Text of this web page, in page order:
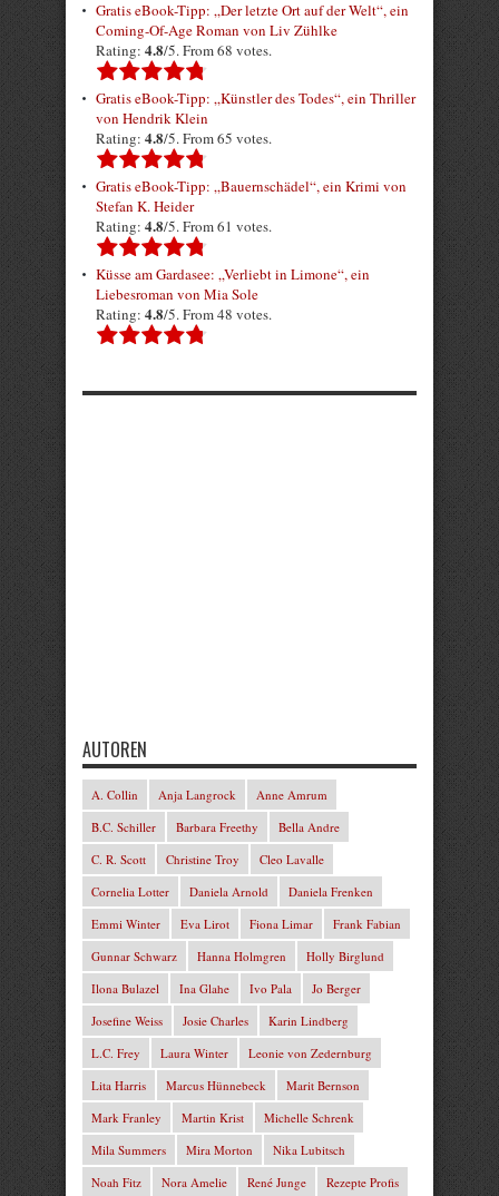
Gratis eBook-Tipp: „Der letzte Ort auf der Welt“, ein
Coming-Of-Age Roman von Liv Zühlke
Rating: 4.8/5. From 68 votes.
Gratis eBook-Tipp: „Künstler des Todes“, ein Thriller
von Hendrik Klein
Rating: 4.8/5. From 65 votes.
Gratis eBook-Tipp: „Bauernschädel“, ein Krimi von
Stefan K. Heider
Rating: 4.8/5. From 61 votes.
Küsse am Gardasee: „Verliebt in Limone“, ein
Liebesroman von Mia Sole
Rating: 4.8/5. From 48 votes.
AUTOREN
A. Collin Anja Langrock
Anne Amrum
B.C. Schiller
Barbara Freethy
Bella Andre
C. R. Scott
Christine Troy
Cleo Lavalle
Cornelia Lotter
Daniela Arnold
Daniela Frenken
Emmi Winter
Eva Lirot Fiona Limar
Frank Fabian
Gunnar Schwarz
Hanna Holmgren
Holly Birglund
Ilona Bulazel
Ina Glahe Ivo Pala
Jo Berger
Josefine Weiss
Josie Charles
Karin Lindberg
L.C. Frey
Laura Winter
Leonie von Zedernburg
Lita Harris
Marcus Hünnebeck
Marit Bernson
Mark Franley
Martin Krist
Michelle Schrenk
Mila Summers
Mira Morton
Nika Lubitsch
Noah Fitz
Nora Amelie René Junge Rezepte Profis